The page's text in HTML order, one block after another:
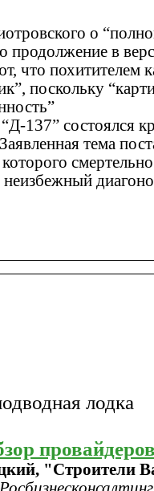
о
продолжение в
что похитителем
поскольку
137” состоялся
тема
лодка
"Строители